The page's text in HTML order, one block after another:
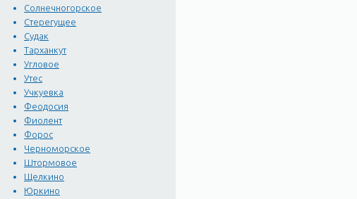
Солнечногорское
Стерегущее
Судак
Тарханкут
Угловое
Утес
Учкуевка
Феодосия
Фиолент
Форос
Черноморское
Штормовое
Щелкино
Юркино